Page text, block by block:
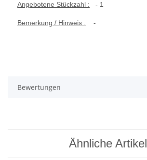
Angebotene Stückzahl : - 1
Bemerkung / Hinweis : -
Bewertungen
Ähnliche Artikel